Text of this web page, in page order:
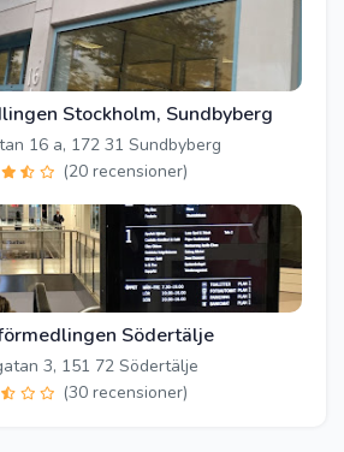
Stockholm, Sundbyberg
16 a, 172 31 Sundbyberg
(20 recensioner)
Södertälje
3, 151 72 Södertälje
(30 recensioner)